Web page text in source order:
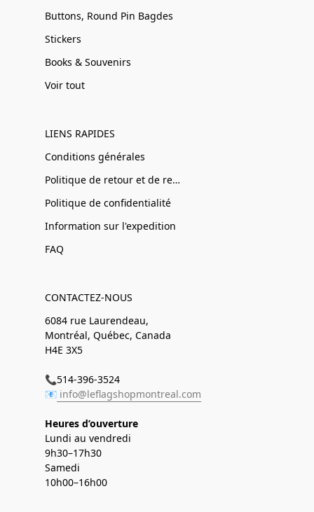
Buttons, Round Pin Bagdes
Stickers
Books & Souvenirs
Voir tout
LIENS RAPIDES
Conditions générales
Politique de retour et de remboursement
Politique de confidentialité
Information sur l'expedition
FAQ
CONTACTEZ-NOUS
6084 rue Laurendeau,
Montréal, Québec, Canada
H4E 3X5
📞514-396-3524
📧 info@leflagshopmontreal.com
Heures d’ouverture
Lundi au vendredi
9h30–17h30
Samedi
10h00–16h00